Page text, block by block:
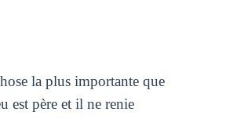
la plus importante que
est père et il ne renie